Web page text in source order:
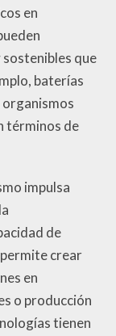
en
que
baterías
términos de
impulsa
de
crear
en
o producción
tienen